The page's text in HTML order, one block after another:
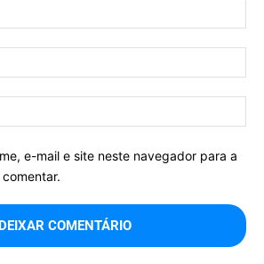
e-mail e site neste navegador para a